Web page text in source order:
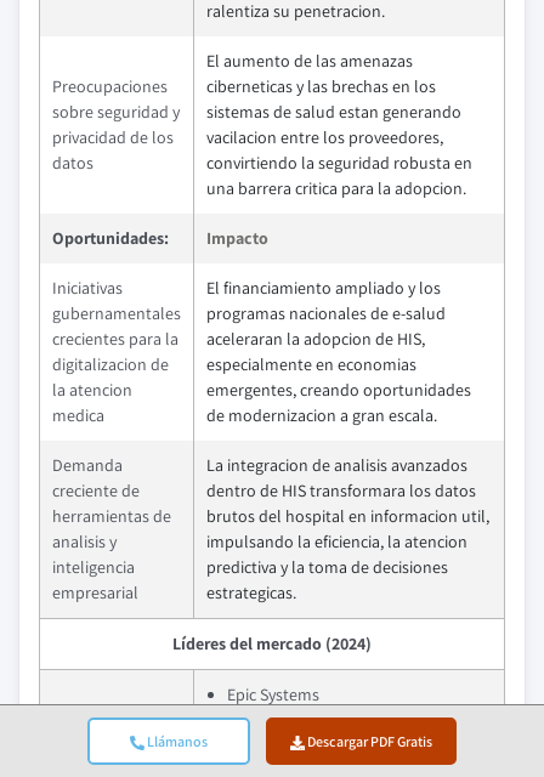
Llámanos Descargar PDF Gratis
ralentiza su penetracion.
Preocupaciones
sobre seguridad y
privacidad de los
datos
El aumento de las amenazas
ciberneticas y las brechas en los
sistemas de salud estan generando
vacilacion entre los proveedores,
convirtiendo la seguridad robusta en
una barrera critica para la adopcion.
Oportunidades: Impacto
Iniciativas
gubernamentales
crecientes para la
digitalizacion de
la atencion
medica
El financiamiento ampliado y los
programas nacionales de e-salud
aceleraran la adopcion de HIS,
especialmente en economias
emergentes, creando oportunidades
de modernizacion a gran escala.
Demanda
creciente de
herramientas de
analisis y
inteligencia
empresarial
La integracion de analisis avanzados
dentro de HIS transformara los datos
brutos del hospital en informacion util,
impulsando la eficiencia, la atencion
predictiva y la toma de decisiones
estrategicas.
Líderes del mercado (2024)
Lideres del Mercado
Epic Systems
27.3% de participacion en el
mercado